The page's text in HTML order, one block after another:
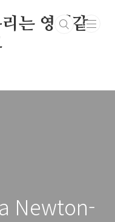
는 영원같
Newton-